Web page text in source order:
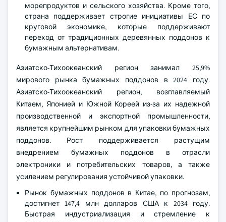
морепродуктов и сельского хозяйства. Кроме того,
страна поддерживает строгие инициативы ЕС по
круговой экономике, которые поддерживают
переход от традиционных деревянных поддонов к
бумажным альтернативам.
Азиатско-Тихоокеанский регион занимал 25,9%
мирового рынка бумажных поддонов в 2024 году.
Азиатско-Тихоокеанский регион, возглавляемый
Китаем, Японией и Южной Кореей из-за их надежной
производственной и экспортной промышленности,
является крупнейшим рынком для упаковки бумажных
поддонов. Рост поддерживается растущим
внедрением бумажных поддонов в отрасли
электроники и потребительских товаров, а также
усилением регулирования устойчивой упаковки.
Рынок бумажных поддонов в Китае, по прогнозам,
достигнет 147,4 млн долларов США к 2034 году.
Быстрая индустриализация и стремление к